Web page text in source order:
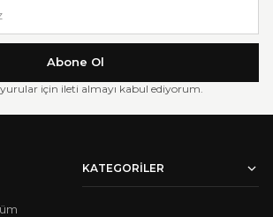
Abone Ol
için ileti almayı kabul ediyorum.
KATEGORILER